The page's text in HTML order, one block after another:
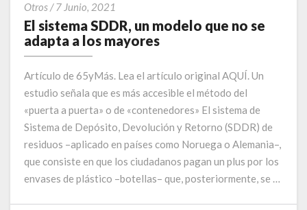
Otros/7 Junio, 2021
sistema
SDDR,
un
que
no
se
adapta
a
los
mayores
El sistema SDDR, un modelo que no se
adapta a los mayores
Artículo de 65yMás. Lea el artículo original AQUÍ. Un
estudio señala que es más accesible el método del
«puerta a puerta» o de «contenedores» El sistema de
Sistema de Depósito, Devolución y Retorno (SDDR) de
residuos –aplicado en países como Noruega o Alemania–,
que consiste en que los ciudadanos pagan un plus por los
envases de plástico –botellas– que, posteriormente, se …